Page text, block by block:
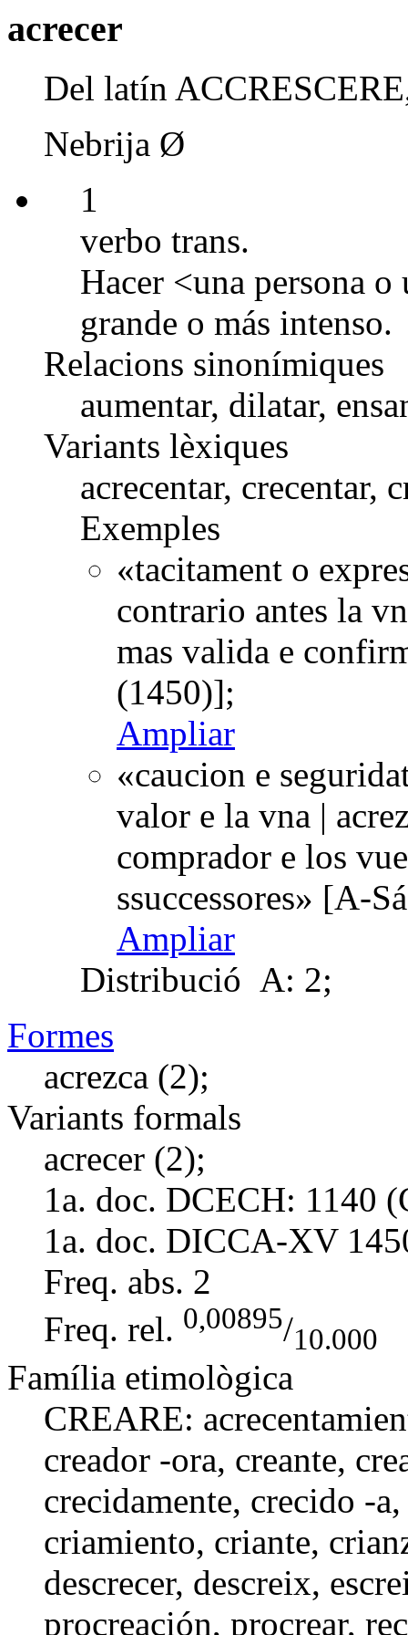
acrecer
Del latín
Nebrija Ø
1
verbo trans.
Hacer <una persona o
grande o más intenso.
Relacions sinonímiques
aumentar, dilatar,
Variants lèxiques
acrecentar, crecentar,
Exemples
«tacitament o
contrario antes la
mas valida e
(1450)];
Ampliar
«caucion e
valor e la vna |
comprador e los
ssuccessores» [A-
Ampliar
Distribució A: 2;
Formes
acrezca (2);
Variants formals
acrecer (2);
1a. doc. DCECH: 1140
1a. doc. DICCA-XV
Freq. abs. 2
Freq. rel. 0,00895/10.000
Família etimològica
CREARE:
creador -ora, creante,
crecidamente, crecido -a
criamiento, criante,
descrecer, descreix,
procreación, procrear,